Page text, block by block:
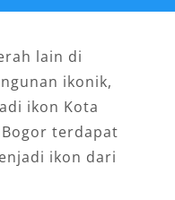
lain di
ikonik,
ikon Kota
terdapat
ikon dari